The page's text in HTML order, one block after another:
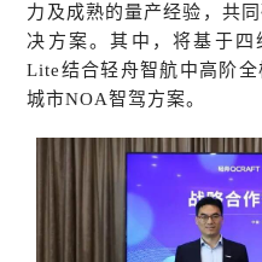
力及成熟的量产经验，共
决方案。其中，将基于
Lite结合轻舟智航中高阶
城市NOA智驾方案。